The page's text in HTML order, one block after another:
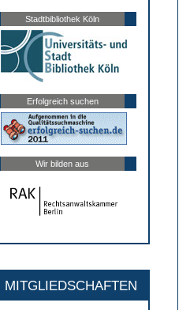
Stadtbibliothek Köln
Erfolgreich suchen
Wir bilden aus
MITGLIEDSCHAFTEN